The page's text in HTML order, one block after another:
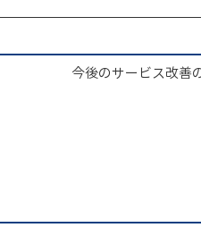
今後のサービス改善